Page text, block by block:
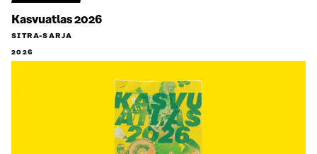
Kasvuatlas 2026
SITRA-SARJA
2026